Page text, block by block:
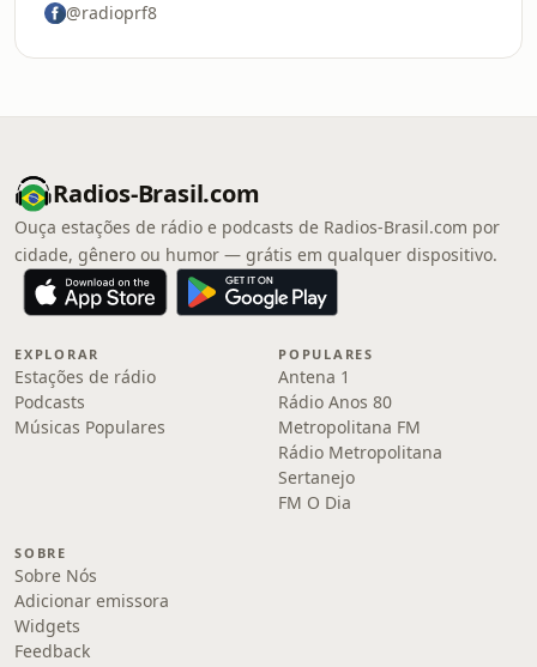
@radioprf8
Radios-Brasil.com
Ouça estações de rádio e podcasts de Radios-Brasil.com por
cidade, gênero ou humor — grátis em qualquer dispositivo.
EXPLORAR
Estações de rádio
Podcasts
Músicas Populares
POPULARES
Antena 1
Rádio Anos 80
Metropolitana FM
Rádio Metropolitana
Sertanejo
FM O Dia
SOBRE
Sobre Nós
Adicionar emissora
Widgets
Feedback